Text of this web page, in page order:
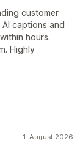
customer
captions and
hours.
Highly
1. August 2026